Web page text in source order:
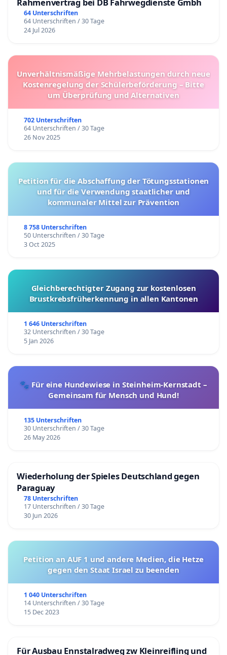
Rahmenvertrag bei DB Fahrwegdienste Gmbh
64 Unterschriften
64 Unterschriften / 30 Tage
24 Jul 2026
Unverhältnismäßige Mehrbelastungen durch neue
Kostenregelung der Schülerbeförderung – Bitte
um Überprüfung und Alternativen
702 Unterschriften
64 Unterschriften / 30 Tage
26 Nov 2025
Petition für die Abschaffung der Tötungsstationen
und für die Verwendung staatlicher und
kommunaler Mittel zur Prävention
8 758 Unterschriften
50 Unterschriften / 30 Tage
3 Oct 2025
Gleichberechtigter Zugang zur kostenlosen
Brustkrebsfrüherkennung in allen Kantonen
1 646 Unterschriften
32 Unterschriften / 30 Tage
5 Jan 2026
🐾 Für eine Hundewiese in Steinheim-Kernstadt –
Gemeinsam für Mensch und Hund!
135 Unterschriften
30 Unterschriften / 30 Tage
26 May 2026
Wiederholung der Spieles Deutschland gegen
Paraguay
78 Unterschriften
17 Unterschriften / 30 Tage
30 Jun 2026
Petition an AUF 1 und andere Medien, die Hetze
gegen den Staat Israel zu beenden
1 040 Unterschriften
14 Unterschriften / 30 Tage
15 Dec 2023
Für Ausbau Ennstalradweg zw Kleinreifling und